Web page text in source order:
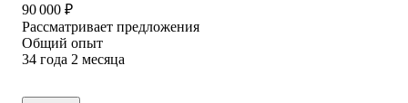
90 000 ₽
Рассматривает предложения
Общий опыт
34 года 2 месяца